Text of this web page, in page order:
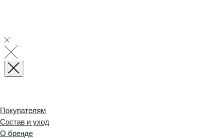
Покупателям
Состав и уход
О бренде